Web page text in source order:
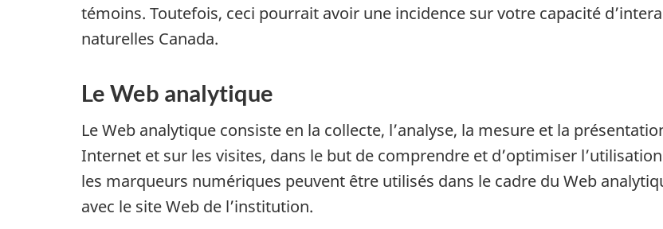
témoins. Toutefois, ceci pourrait avoir une incidence sur votre capacité
naturelles Canada.
Le Web analytique
Le Web analytique consiste en la collecte, l’analyse, la mesure et la
Internet et sur les visites, dans le but de comprendre et d’optimiser
les marqueurs numériques peuvent être utilisés dans le cadre du Web
avec le site Web de l’institution.